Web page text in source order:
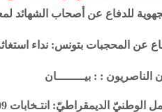
للدفاع عن أصحاب الشهائد
عن المحجبات بتونس: نداء
الناصريون : : بيــــــــان
الديمقراطيّ: انتـخابات 2009: الرهـانات والحسـابات